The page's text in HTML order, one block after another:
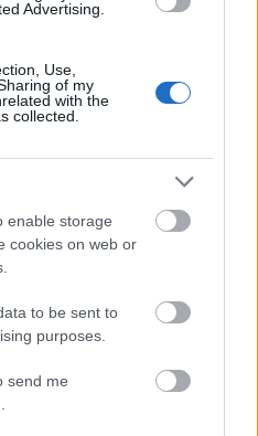
Advertising.
Use,
of my
with the
collected.
enable storage
cookies on web or
to be sent to
purposes.
send me
las comunidades se
según el modo elegido
los modos disponibles
sus pros y contras.
tras la salida de Bordalás y
de Michel González para las